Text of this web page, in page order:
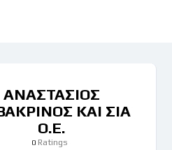
εργαλείων
ΑΝΑΣΤΑΣΙΟΣ
ΚΑΙ ΣΙΑ
Ο.Ε.
0Ratings